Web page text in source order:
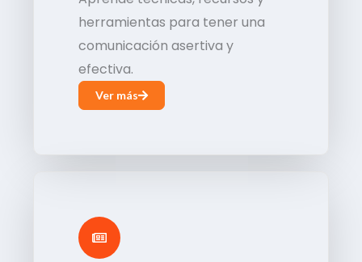
herramientas para tener una
comunicación asertiva y
efectiva.
Ver más